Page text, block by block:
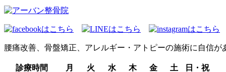
腰痛改善、骨盤矯正、アレルギー・アトピーの施術に自信が
診療時間 月 火 水 木 金 土
日・祝